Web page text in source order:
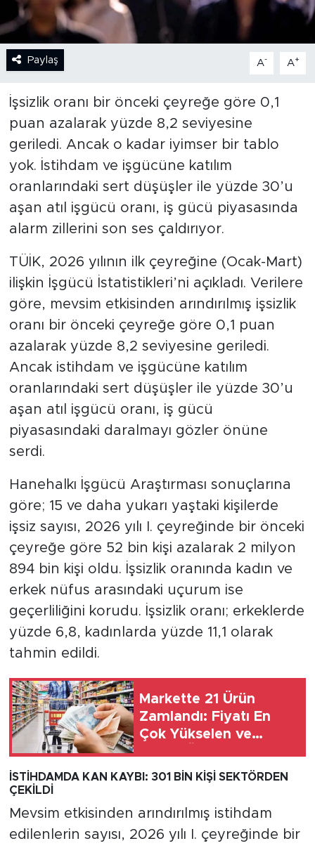
Paylaş A- A+
İşsizlik oranı bir önceki çeyreğe göre 0,1
puan azalarak yüzde 8,2 seviyesine
geriledi. Ancak o kadar iyimser bir tablo
yok. İstihdam ve işgücüne katılım
oranlarındaki sert düşüşler ile yüzde 30’u
aşan atıl işgücü oranı, iş gücü piyasasında
alarm zillerini son ses çaldırıyor.
TÜİK, 2026 yılının ilk çeyreğine (Ocak-Mart)
ilişkin İşgücü İstatistikleri’ni açıkladı. Verilere
göre, mevsim etkisinden arındırılmış işsizlik
oranı bir önceki çeyreğe göre 0,1 puan
azalarak yüzde 8,2 seviyesine geriledi.
Ancak istihdam ve işgücüne katılım
oranlarındaki sert düşüşler ile yüzde 30’u
aşan atıl işgücü oranı, iş gücü
piyasasındaki daralmayı gözler önüne
serdi.
Hanehalkı İşgücü Araştırması sonuçlarına
göre; 15 ve daha yukarı yaştaki kişilerde
işsiz sayısı, 2026 yılı I. çeyreğinde bir önceki
çeyreğe göre 52 bin kişi azalarak 2 milyon
894 bin kişi oldu. İşsizlik oranında kadın ve
erkek nüfus arasındaki uçurum ise
geçerliliğini korudu. İşsizlik oranı; erkeklerde
yüzde 6,8, kadınlarda yüzde 11,1 olarak
tahmin edildi.
Markette 21 Ürün
Zamlandı: Fiyatı En
Çok Yükselen ve
Hangileri Oldu?
İSTİHDAMDA KAN KAYBI: 301 BİN KİŞİ SEKTÖRDEN
ÇEKİLDİ
Mevsim etkisinden arındırılmış istihdam
edilenlerin sayısı, 2026 yılı I. çeyreğinde bir
KULİS
YAZARLAR
POLİTİKA
EKONOMİ
KÜLTÜR SANAT
YAŞAM
TARİHTEN GÜNÜMÜZE
TARİH
KADIN
SAĞLIK
SİYASET
MEDYA KÖŞESİ
VİDEOLAR
ALINTI YAZARLAR
SOSYAL MEDYA